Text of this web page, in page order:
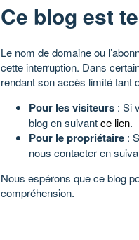
Ce blog est
Le nom de domaine ou
cette interruption. Dans
rendant son accès limité tant
Pour les visiteurs : Si
blog en suivantce lien.
Pour le propriétaire :
nous contacter en
Nous espérons que ce blog
compréhension.